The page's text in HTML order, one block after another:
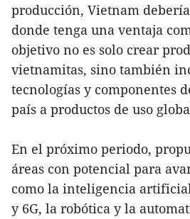
producción, Vietnam
donde tenga una ventaja
objetivo no es solo crear
vietnamitas, sino también
tecnologías y componentes
país a productos de uso
En el próximo periodo,
áreas con potencial para
como la inteligencia
y 6G, la robótica y la